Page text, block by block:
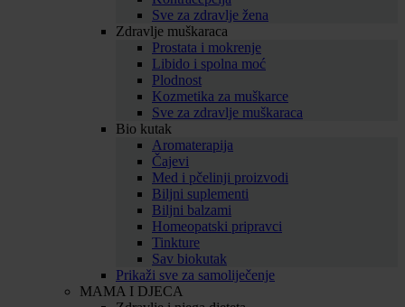
Sve za zdravlje žena
Zdravlje muškaraca
Prostata i mokrenje
Libido i spolna moć
Plodnost
Kozmetika za muškarce
Sve za zdravlje muškaraca
Bio kutak
Aromaterapija
Čajevi
Med i pčelinji proizvodi
Biljni suplementi
Biljni balzami
Homeopatski pripravci
Tinkture
Sav biokutak
Prikaži sve za samoliječenje
MAMA I DJECA